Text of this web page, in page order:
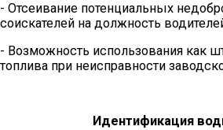
- Отсеивание потенциальных
соискателей на должность
- Возможность использования как
топлива при неисправности
Идентификация